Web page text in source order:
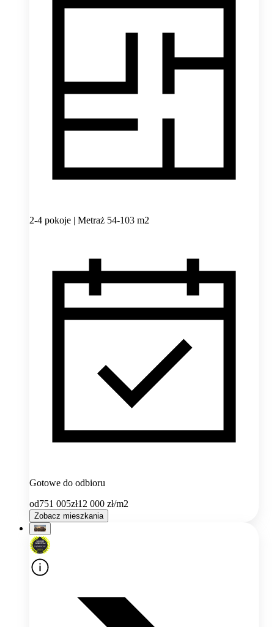
2-4 pokoje | Metraż 54-103 m2
Gotowe do odbioru
od751 005zł12 000 zł/m2
Zobacz mieszkania